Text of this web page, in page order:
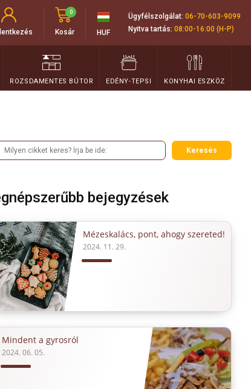
Kosár
0
HUF
Ügyfélszolgálat: 06-70-603-9099
Nyitva tartás: 08:00-16:00 (H-P)
ROZSDAMENTES BÚTOR EDÉNY-TEPSI KONYHAI ESZKÖZ
Keresés
bejegyzések
Mézeskalács, pont, ahogy szereted!
2024. 11. 29.
Mindent a gyrosról
2024. 06. 05.